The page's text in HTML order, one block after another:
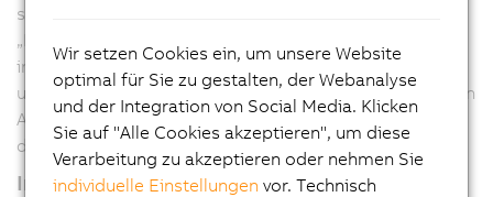
sogar doppelt so schnell wie das Bruttoinlandsprodukt.
„Die Menge indischer Industriegüter am Weltmarkt wird
in den kommenden Jahren überproportional steigen
und damit auch der Bedarf indischer Maschinenbauer an
Automatisierungstechnik. Wir sind darauf vorbereitet,
diesen Bedarf abzudecken“, sagte Sivaram.
Innovationen für Industrie 4.0
Wir setzen Cookies ein, um unsere Website
optimal für Sie zu gestalten, der Webanalyse
und der Integration von Social Media. Klicken
Sie auf "Alle Cookies akzeptieren", um diese
Verarbeitung zu akzeptieren oder nehmen Sie
individuelle Einstellungen vor. Technisch